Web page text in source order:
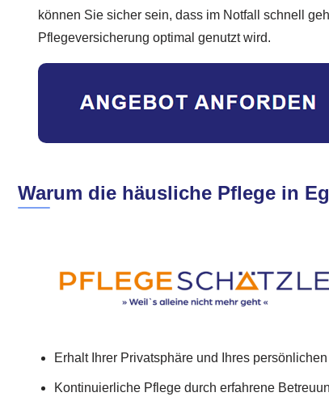
können Sie sicher sein, dass im Notfall schnell
Pflegeversicherung optimal genutzt wird.
Warum die häusliche Pflege in
Erhalt Ihrer Privatsphäre und Ihres
Kontinuierliche Pflege durch erfahrene